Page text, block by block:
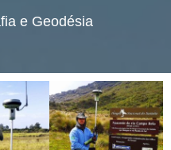
e Geodésia